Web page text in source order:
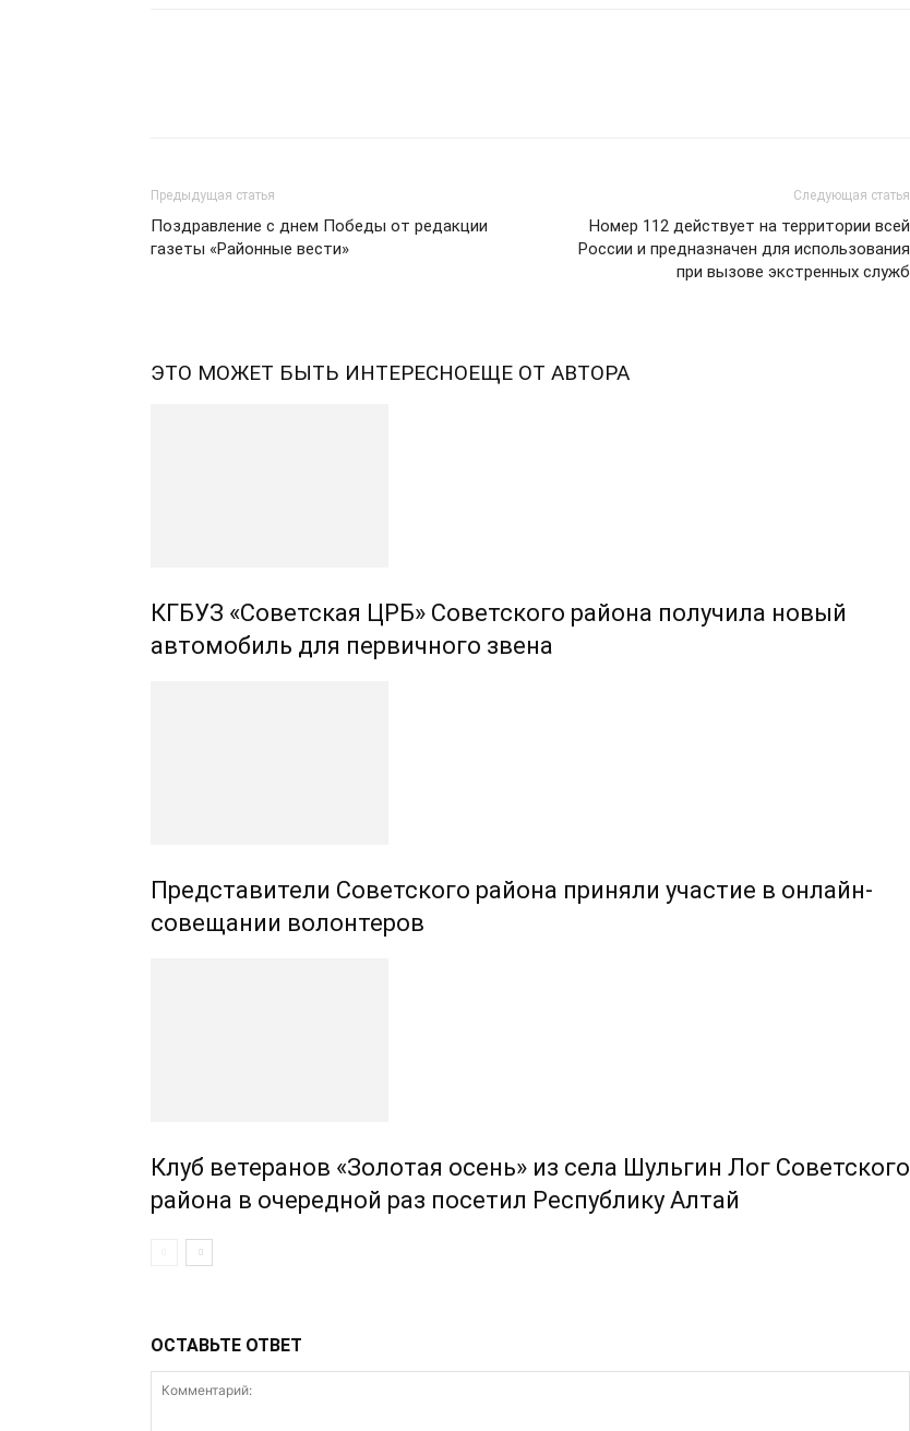
Предыдущая статья
Поздравление с днем Победы от редакции
газеты «Районные вести»
Следующая статья
Номер 112 действует на территории всей
России и предназначен для использования
при вызове экстренных служб
ЭТО МОЖЕТ БЫТЬ ИНТЕРЕСНОЕЩЕ ОТ АВТОРА
КГБУЗ «Советская ЦРБ» Советского района получила новый
автомобиль для первичного звена
Представители Советского района приняли участие в онлайн-
совещании волонтеров
Клуб ветеранов «Золотая осень» из села Шульгин Лог Советского
района в очередной раз посетил Республику Алтай
ОСТАВЬТЕ ОТВЕТ